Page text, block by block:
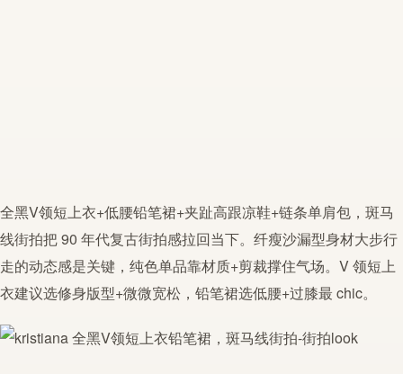
全黑V领短上衣+低腰铅笔裙+夹趾高跟凉鞋+链条单肩包，斑马
线街拍把 90 年代复古街拍感拉回当下。纤瘦沙漏型身材大步行
走的动态感是关键，纯色单品靠材质+剪裁撑住气场。V领短上
衣建议选修身版型+微微宽松， 铅笔裙选低腰+过膝最 chic。